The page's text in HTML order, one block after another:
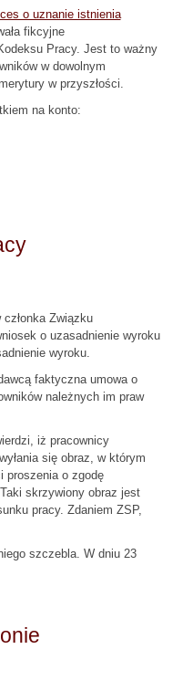
o uznanie istnienia
fikcyjne
Pracy. Jest to ważny
w dowolnym
w przyszłości.
na konto:
Związku
o uzasadnienie wyroku
wyroku.
faktyczna umowa o
należnych im praw
iż pracownicy
się obraz, w którym
proszenia o zgodę
skrzywiony obraz jest
pracy. Zdaniem ZSP,
szczebla. W dniu 23